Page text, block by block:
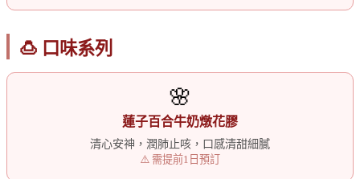
🍮 口味系列
🌸
蓮子百合牛奶燉花膠
清心安神，潤肺止咳，口感清甜細膩
⚠️ 需提前1日預訂